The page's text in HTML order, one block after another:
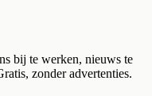
bij te werken, nieuws te
zonder advertenties.